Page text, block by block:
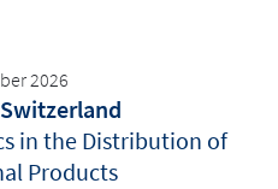
2026
in the Distribution of
Products